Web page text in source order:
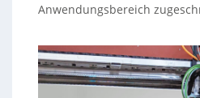
Anwendungsbereich